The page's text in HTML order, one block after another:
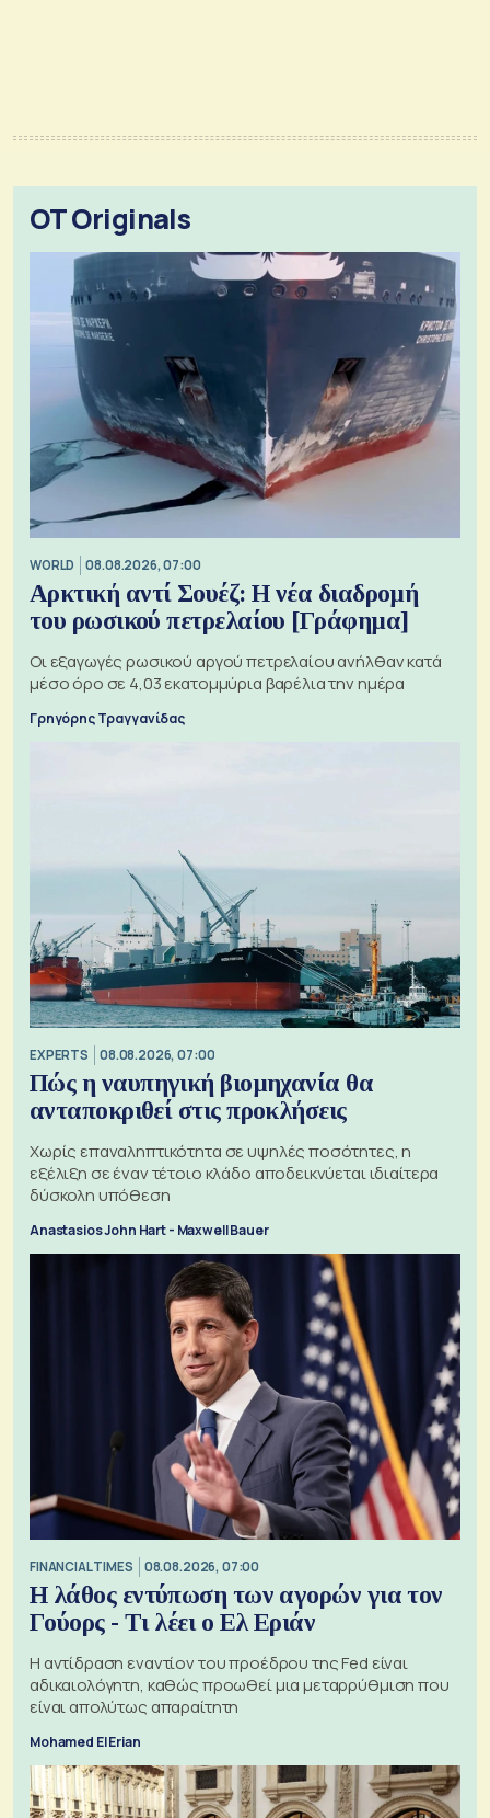
OT Originals
WORLD 08.08.2026, 07:00
Αρκτική αντί Σουέζ: Η νέα διαδρομή
του ρωσικού πετρελαίου [Γράφημα]
Οι εξαγωγές ρωσικού αργού πετρελαίου ανήλθαν κατά
μέσο όρο σε 4,03 εκατομμύρια βαρέλια την ημέρα
Γρηγόρης Τραγγανίδας
EXPERTS 08.08.2026, 07:00
Πώς η ναυπηγική βιομηχανία θα
ανταποκριθεί στις προκλήσεις
Χωρίς επαναληπτικότητα σε υψηλές ποσότητες, η
εξέλιξη σε έναν τέτοιο κλάδο αποδεικνύεται ιδιαίτερα
δύσκολη υπόθεση
Anastasios John Hart - Maxwell Bauer
FINANCIAL TIMES 08.08.2026, 07:00
Η λάθος εντύπωση των αγορών για τον
Γούορς - Τι λέει ο Ελ Εριάν
Η αντίδραση εναντίον του προέδρου της Fed είναι
αδικαιολόγητη, καθώς προωθεί μια μεταρρύθμιση που
είναι απολύτως απαραίτητη
Mohamed El Erian